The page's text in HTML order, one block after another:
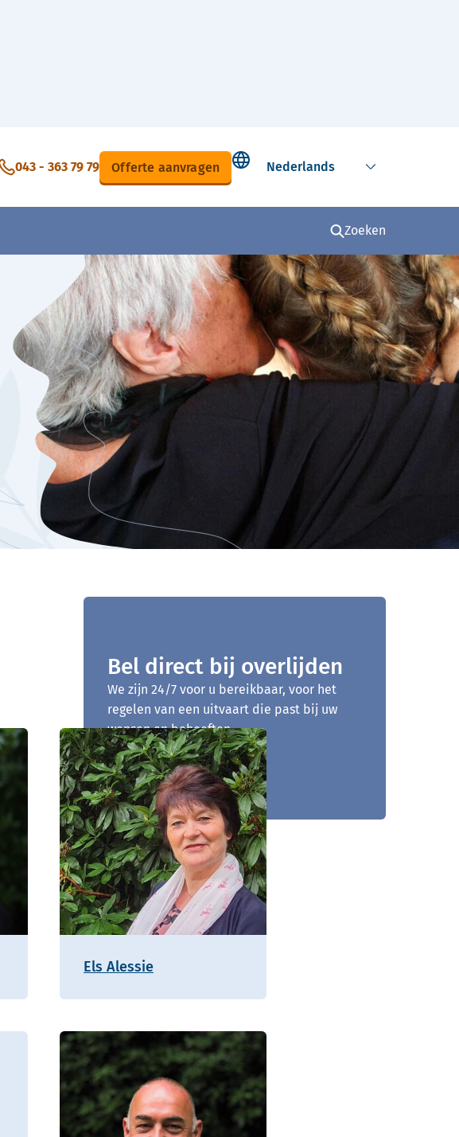
043 - 363 79 79 Offerte aanvragen
Select language
Zoeken
Bel direct bij overlijden
We zijn 24/7 voor u bereikbaar, voor het
regelen van een uitvaart die past bij uw
wensen en behoeften.
043 - 363 79 79
Els Alessie